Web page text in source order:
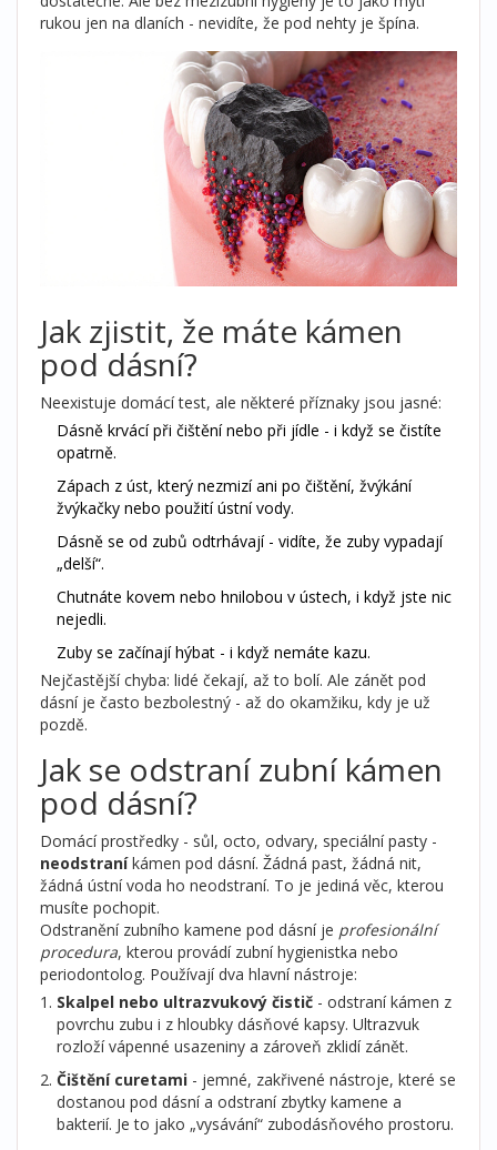
rukou jen na dlaních - nevidíte, že pod nehty je špína.
Jak zjistit, že máte kámen
pod dásní?
Neexistuje domácí test, ale některé příznaky jsou jasné:
Dásně krvácí při čištění nebo při jídle - i když se čistíte
opatrně.
Zápach z úst, který nezmizí ani po čištění, žvýkání
žvýkačky nebo použití ústní vody.
Dásně se od zubů odtrhávají - vidíte, že zuby vypadají
„delší“.
Chutnáte kovem nebo hnilobou v ústech, i když jste nic
nejedli.
Zuby se začínají hýbat - i když nemáte kazu.
Nejčastější chyba: lidé čekají, až to bolí. Ale zánět pod
dásní je často bezbolestný - až do okamžiku, kdy je už
pozdě.
Jak se odstraní zubní kámen
pod dásní?
Domácí prostředky - sůl, octo, odvary, speciální pasty -
neodstraníkámen pod dásní. Žádná past, žádná nit,
žádná ústní voda ho neodstraní. To je jediná věc, kterou
musíte pochopit.
Odstranění zubního kamene pod dásní je profesionální
procedura, kterou provádí zubní hygienistka nebo
periodontolog. Používají dva hlavní nástroje:
Skalpel nebo ultrazvukový čistič - odstraní kámen z
povrchu zubu i z hloubky dásňové kapsy. Ultrazvuk
rozloží vápenné usazeniny a zároveň zklidí zánět.
Čištění curetami - jemné, zakřivené nástroje, které se
dostanou pod dásní a odstraní zbytky kamene a
bakterií. Je to jako „vysávání“ zubodásňového prostoru.